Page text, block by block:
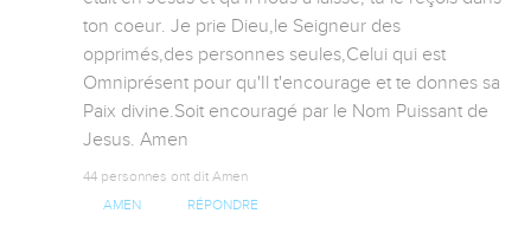
ton coeur. Je prie Dieu,le Seigneur des
opprimés,des personnes seules,Celui qui est
Omniprésent pour qu'Il t'encourage et te donnes sa
Paix divine.Soit encouragé par le Nom Puissant de
Jesus. Amen
44 personnes ont dit Amen
AMEN RÉPONDRE